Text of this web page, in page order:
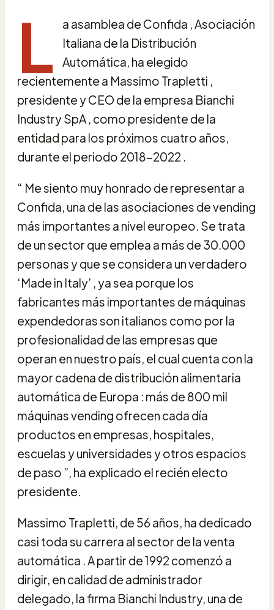
L
a asamblea de Confida , Asociación
Italiana de la Distribución
Automática, ha elegido
recientemente a Massimo Trapletti ,
presidente y CEO de la empresa Bianchi
Industry SpA , como presidente de la
entidad para los próximos cuatro años,
durante el periodo 2018-2022 .
“ Me siento muy honrado de representar a
Confida, una de las asociaciones de vending
más importantes a nivel europeo. Se trata
de un sector que emplea a más de 30.000
personas y que se considera un verdadero
‘Made in Italy’ , ya sea porque los
fabricantes más importantes de máquinas
expendedoras son italianos como por la
profesionalidad de las empresas que
operan en nuestro país, el cual cuenta con la
mayor cadena de distribución alimentaria
automática de Europa : más de 800 mil
máquinas vending ofrecen cada día
productos en empresas, hospitales,
escuelas y universidades y otros espacios
de paso ”, ha explicado el recién electo
presidente.
Massimo Trapletti, de 56 años, ha dedicado
casi toda su carrera al sector de la venta
automática . A partir de 1992 comenzó a
dirigir, en calidad de administrador
delegado, la firma Bianchi Industry, una de